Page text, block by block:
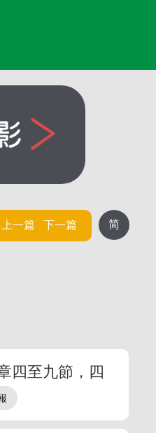
简
上一篇 下一篇
四至九節，四